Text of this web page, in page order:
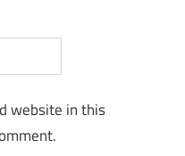
website in this